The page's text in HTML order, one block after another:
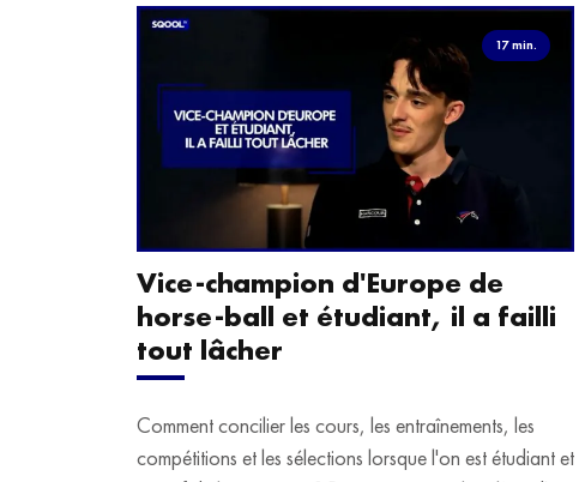
17 min.
Vice-champion d'Europe de
horse-ball et étudiant, il a failli
tout lâcher
Comment concilier les cours, les entraînements, les
compétitions et les sélections lorsque l'on est étudiant et